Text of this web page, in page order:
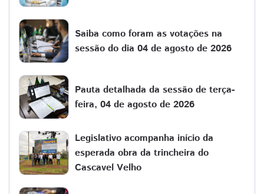
Saiba como foram as votações na
sessão do dia 04 de agosto de 2026
Pauta detalhada da sessão de terça-
feira, 04 de agosto de 2026
Legislativo acompanha início da
esperada obra da trincheira do
Cascavel Velho